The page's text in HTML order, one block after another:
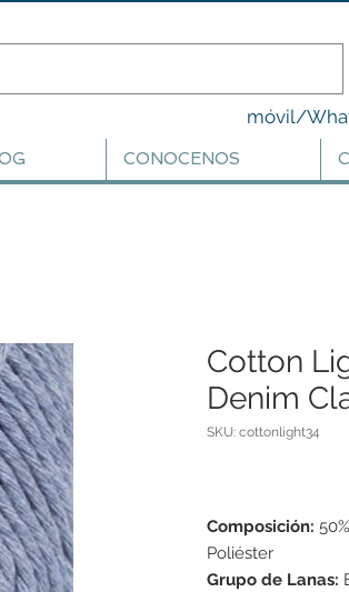
móvil/
CONOCENOS
Cotton
Denim
SKU: cottonlight34
Composición:
Poliéster
Grupo de Lanas: